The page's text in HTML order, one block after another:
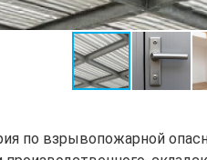
по взрывопожарной